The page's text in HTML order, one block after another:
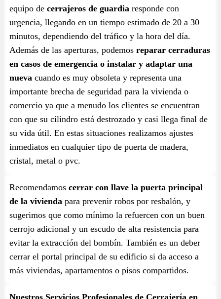
equipo de cerrajeros de guardia responde con
urgencia, llegando en un tiempo estimado de 20 a 30
minutos, dependiendo del tráfico y la hora del día.
Además de las aperturas, podemos reparar cerraduras
en casos de emergencia o instalar y adaptar una
nueva cuando es muy obsoleta y representa una
importante brecha de seguridad para la vivienda o
comercio ya que a menudo los clientes se encuentran
con que su cilindro está destrozado y casi llega final de
su vida útil. En estas situaciones realizamos ajustes
inmediatos en cualquier tipo de puerta de madera,
cristal, metal o pvc.
Recomendamos cerrar con llave la puerta principal
de la vivienda para prevenir robos por resbalón, y
sugerimos que como mínimo la refuercen con un buen
cerrojo adicional y un escudo de alta resistencia para
evitar la extracción del bombín. También es un deber
cerrar el portal principal de su edificio si da acceso a
más viviendas, apartamentos o pisos compartidos.
Nuestros Servicios Profesionales de Cerrajería en